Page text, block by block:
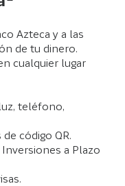
Azteca y a las
de tu dinero.
cualquier lugar
teléfono,
código QR.
a Plazo